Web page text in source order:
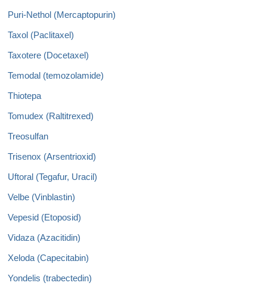
Puri-Nethol (Mercaptopurin)
Taxol (Paclitaxel)
Taxotere (Docetaxel)
Temodal (temozolamide)
Thiotepa
Tomudex (Raltitrexed)
Treosulfan
Trisenox (Arsentrioxid)
Uftoral (Tegafur, Uracil)
Velbe (Vinblastin)
Vepesid (Etoposid)
Vidaza (Azacitidin)
Xeloda (Capecitabin)
Yondelis (trabectedin)